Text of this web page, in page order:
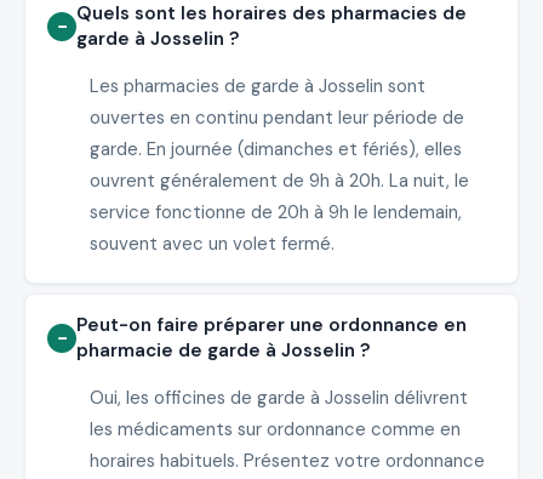
Quels sont les horaires des pharmacies de
garde à Josselin ?
Les pharmacies de garde à Josselin sont
ouvertes en continu pendant leur période de
garde. En journée (dimanches et fériés), elles
ouvrent généralement de 9h à 20h. La nuit, le
service fonctionne de 20h à 9h le lendemain,
souvent avec un volet fermé.
Peut-on faire préparer une ordonnance en
pharmacie de garde à Josselin ?
Oui, les officines de garde à Josselin délivrent
les médicaments sur ordonnance comme en
horaires habituels. Présentez votre ordonnance